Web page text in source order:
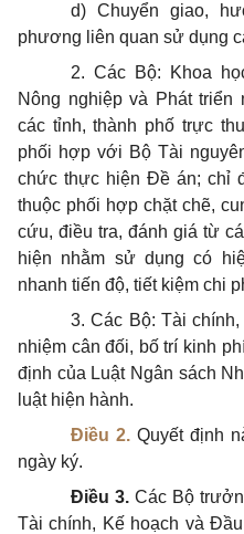
d) Chuyển giao,
phương liên quan sử dụng
2. Các Bộ: Khoa
Nông nghiệp và Phát triển
các tỉnh, thành phố trực
phối hợp với Bộ Tài
chức thực hiện Đề án; chỉ
thuộc phối hợp chặt chẽ,
cứu, điều tra, đánh giá từ
hiện nhằm sử dụng có
nhanh tiến độ, tiết kiệm chi
3. Các Bộ: Tài
nhiệm cân đối, bố trí kinh
định của Luật Ngân sách
luật hiện hành.
Điều 2.Quyết định
ngày ký.
Điều 3. Các Bộ
Tài chính, Kế hoạch và